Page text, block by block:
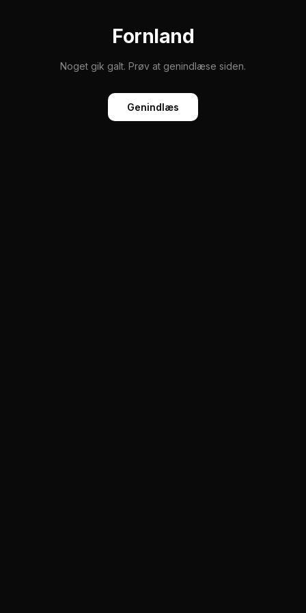
Fornland
Noget gik galt. Prøv at genindlæse siden.
Genindlæs